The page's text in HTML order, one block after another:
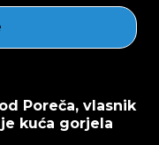
Poreča, vlasnik
kuća gorjela